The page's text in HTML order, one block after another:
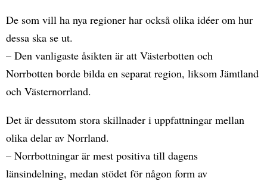
De som vill ha nya regioner har också olika idéer om hur
dessa ska se ut.
– Den vanligaste åsikten är att Västerbotten och
Norrbotten borde bilda en separat region, liksom Jämtland
och Västernorrland.
Det är dessutom stora skillnader i uppfattningar mellan
olika delar av Norrland.
– Norrbottningar är mest positiva till dagens
länsindelning, medan stödet för någon form av